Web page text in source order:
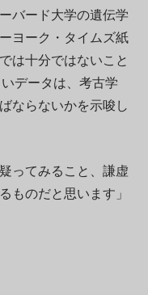
バード大学の遺伝学
ヨーク・タイムズ紙
は十分ではないこと
データは、考古学
ならないかを示唆し
ってみること、謙虚
ものだと思います」